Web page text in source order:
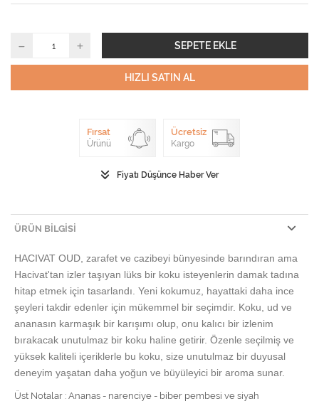
SEPETE EKLE
HIZLI SATIN AL
Fırsat
Ürünü
Ücretsiz
Kargo
Fiyatı Düşünce Haber Ver
ÜRÜN BILGISI
HACIVAT OUD, zarafet ve cazibeyi bünyesinde barındıran ama
Hacivat'tan izler taşıyan lüks bir koku isteyenlerin damak tadına
hitap etmek için tasarlandı. Yeni kokumuz, hayattaki daha ince
şeyleri takdir edenler için mükemmel bir seçimdir. Koku, ud ve
ananasın karmaşık bir karışımı olup, onu kalıcı bir izlenim
bırakacak unutulmaz bir koku haline getirir. Özenle seçilmiş ve
yüksek kaliteli içeriklerle bu koku, size unutulmaz bir duyusal
deneyim yaşatan daha yoğun ve büyüleyici bir aroma sunar.
Üst Notalar : Ananas - narenciye - biber pembesi ve siyah